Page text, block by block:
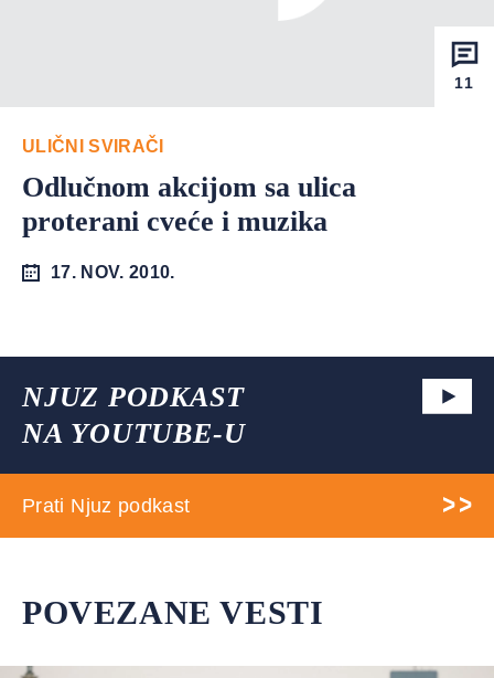
11
ULIČNI SVIRAČI
Odlučnom akcijom sa ulica
proterani cveće i muzika
17. NOV. 2010.
NJUZ PODKAST
NA YOUTUBE-U
Prati Njuz podkast
POVEZANE VESTI